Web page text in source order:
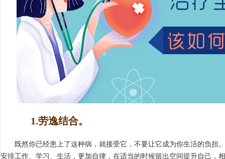
1.劳逸结合。
既然你已经患上了这种病，就接受它，不要让它成为你生活的负担
安排工作、学习、生活，更加自律，在适当的时候留出空间提升自己，